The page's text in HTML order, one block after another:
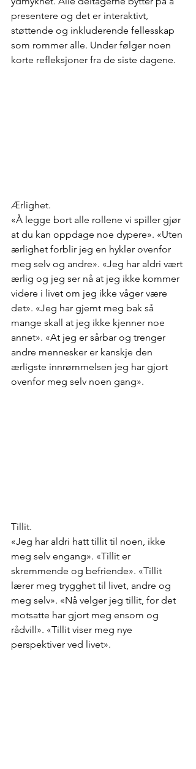
presentere og det er interaktivt,
støttende og inkluderende fellesskap
som rommer alle. Under følger noen
korte refleksjoner fra de siste dagene.
Ærlighet.
«Å legge bort alle rollene vi spiller gjør
at du kan oppdage noe dypere». «Uten
ærlighet forblir jeg en hykler ovenfor
meg selv og andre». «Jeg har aldri vært
ærlig og jeg ser nå at jeg ikke kommer
videre i livet om jeg ikke våger være
det». «Jeg har gjemt meg bak så
mange skall at jeg ikke kjenner noe
annet». «At jeg er sårbar og trenger
andre mennesker er kanskje den
ærligste innrømmelsen jeg har gjort
ovenfor meg selv noen gang».
Tillit.
«Jeg har aldri hatt tillit til noen, ikke
meg selv engang». «Tillit er
skremmende og befriende». «Tillit
lærer meg trygghet til livet, andre og
meg selv». «Nå velger jeg tillit, for det
motsatte har gjort meg ensom og
rådvill». «Tillit viser meg nye
perspektiver ved livet».